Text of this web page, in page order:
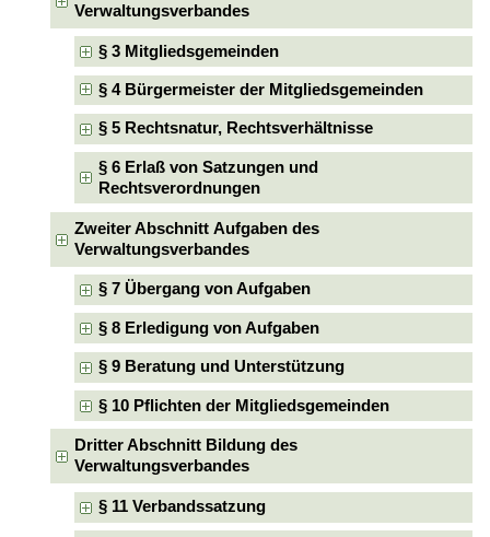
Verwaltungsverbandes
§ 3 Mitgliedsgemeinden
§ 4 Bürgermeister der Mitgliedsgemeinden
§ 5 Rechtsnatur, Rechtsverhältnisse
§ 6 Erlaß von Satzungen und
Rechtsverordnungen
Zweiter Abschnitt Aufgaben des
Verwaltungsverbandes
§ 7 Übergang von Aufgaben
§ 8 Erledigung von Aufgaben
§ 9 Beratung und Unterstützung
§ 10 Pflichten der Mitgliedsgemeinden
Dritter Abschnitt Bildung des
Verwaltungsverbandes
§ 11 Verbandssatzung